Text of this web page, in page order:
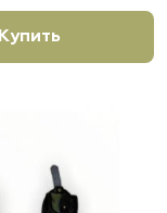
Купить